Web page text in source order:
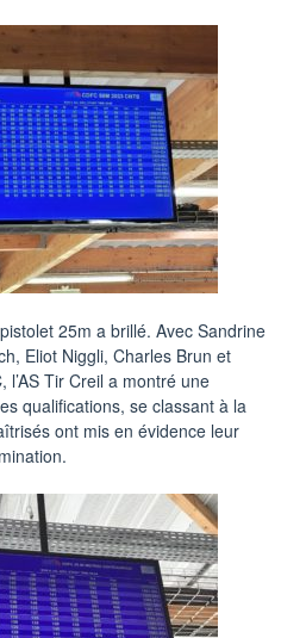
25m a brillé. Avec Sandrine
Eliot Niggli, Charles Brun et
l’AS Tir Creil a montré une
qualifications, se classant à la
ont mis en évidence leur